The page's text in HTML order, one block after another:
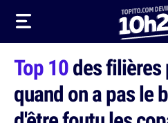
Top 10des
quand on a pas le